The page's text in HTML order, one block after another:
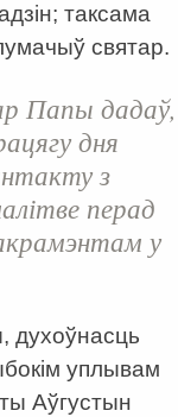
таксама
святар.
Папы дадаў,
дня
з
перад
у
духоўнасць
уплывам
Аўгустын